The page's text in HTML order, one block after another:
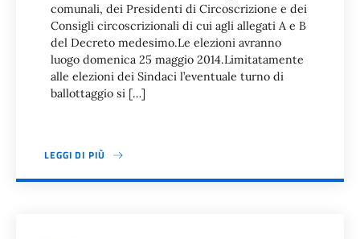
comunali, dei Presidenti di Circoscrizione e dei
Consigli circoscrizionali di cui agli allegati A e B
del Decreto medesimo.Le elezioni avranno
luogo domenica 25 maggio 2014.Limitatamente
alle elezioni dei Sindaci l’eventuale turno di
ballottaggio si […]
LEGGI DI PIÙ